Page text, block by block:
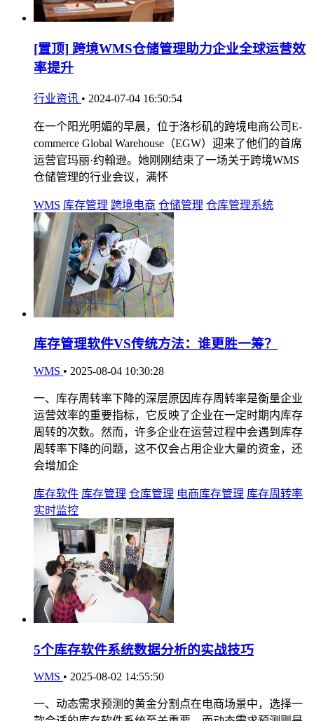
[置顶] 跨境WMS仓储管理助力企业全球运营效
率提升
行业资讯 • 2024-07-04 16:50:54
在一个阳光明媚的早晨，位于洛杉矶的跨境电商公司E-
commerce Global Warehouse（EGW）迎来了他们的首席
运营官玛丽·约翰逊。她刚刚结束了一场关于跨境WMS
仓储管理的行业会议，满怀
WMS 库存管理 跨境电商 仓储管理 仓库管理系统
库存管理软件VS传统方法：谁更胜一筹？
WMS • 2025-08-04 10:30:28
一、库存周转率下降的深层原因库存周转率是衡量企业
运营效率的重要指标，它反映了企业在一定时期内库存
周转的次数。然而，许多企业在运营过程中会遇到库存
周转率下降的问题，这不仅会占用企业大量的资金，还
会增加企
库存软件 库存管理 仓库管理 电商库存管理 库存周转率
实时监控
5个库存软件系统数据分析的实战技巧
WMS • 2025-08-02 14:55:50
一、动态需求预测的黄金分割点在电商场景中，选择一